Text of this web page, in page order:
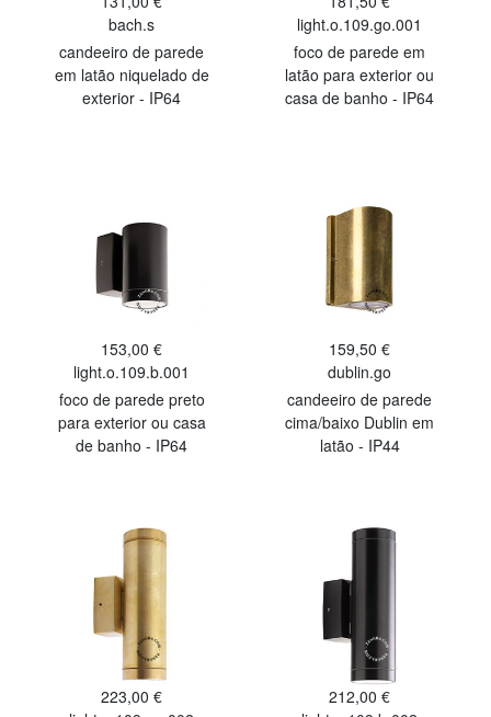
bach.s
candeeiro de parede
em latão niquelado de
exterior - IP64
light.o.109.go.001
foco de parede em
latão para exterior ou
casa de banho - IP64
153,00 €
light.o.109.b.001
foco de parede preto
para exterior ou casa
de banho - IP64
159,50 €
dublin.go
candeeiro de parede
cima/baixo Dublin em
latão - IP44
223,00 €
212,00 €